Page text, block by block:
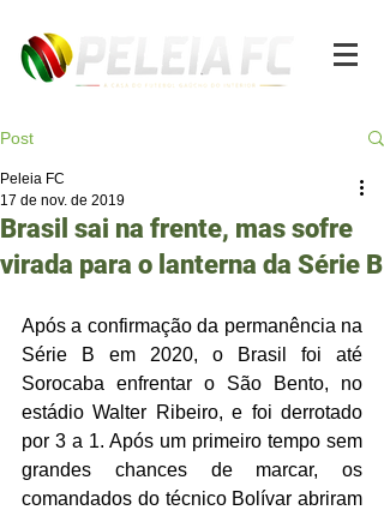
Post
Brasil sai na frente, mas sofre
virada para o lanterna da Série B
Peleia FC
17 de nov. de 2019
Após a confirmação da permanência na
Série B em 2020, o Brasil foi até
Sorocaba enfrentar o São Bento, no
estádio Walter Ribeiro, e foi derrotado
por 3 a 1. Após um primeiro tempo sem
grandes chances de marcar, os
comandados do técnico Bolívar abriram